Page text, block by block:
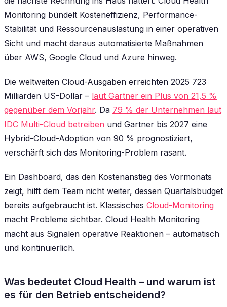
Monitoring bündelt Kosteneffizienz, Performance-
Stabilität und Ressourcenauslastung in einer operativen
Sicht und macht daraus automatisierte Maßnahmen
über AWS, Google Cloud und Azure hinweg.
Die weltweiten Cloud-Ausgaben erreichten 2025 723
Milliarden US-Dollar – laut Gartner ein Plus von 21,5 %
gegenüber dem Vorjahr. Da 79 % der Unternehmen laut
IDC Multi-Cloud betreiben und Gartner bis 2027 eine
Hybrid-Cloud-Adoption von 90 % prognostiziert,
verschärft sich das Monitoring-Problem rasant.
Ein Dashboard, das den Kostenanstieg des Vormonats
zeigt, hilft dem Team nicht weiter, dessen Quartalsbudget
bereits aufgebraucht ist. Klassisches Cloud-Monitoring
macht Probleme sichtbar. Cloud Health Monitoring
macht aus Signalen operative Reaktionen – automatisch
und kontinuierlich.
Was bedeutet Cloud Health – und warum ist
es für den Betrieb entscheidend?